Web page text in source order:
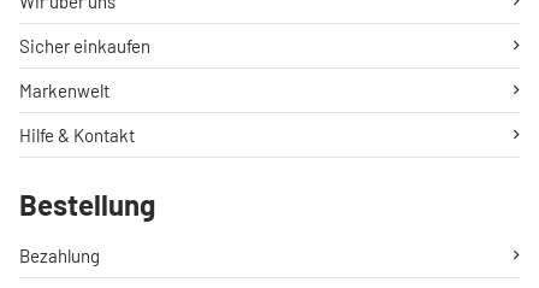
Sicher einkaufen
Markenwelt
Hilfe & Kontakt
Bestellung
Bezahlung